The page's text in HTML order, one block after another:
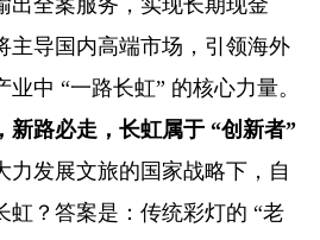
主导国内高端市场，引领海外
中 “一路长虹” 的核心力量。
新路必走，长虹属于 “创新者”
力发展文旅的国家战略下，自
虹？答案是：传统彩灯的 “老